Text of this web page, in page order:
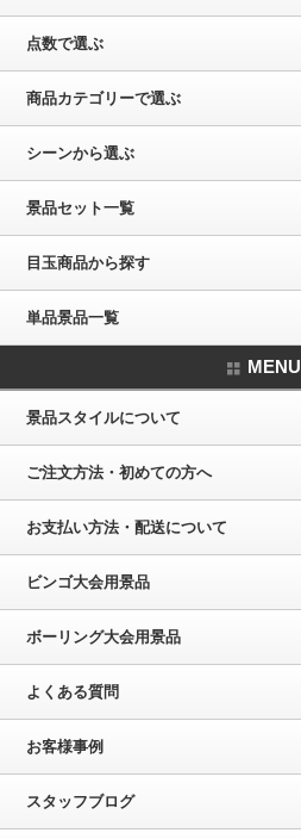
点数で選ぶ
商品カテゴリーで選ぶ
シーンから選ぶ
景品セット一覧
目玉商品から探す
単品景品一覧
MENU
景品スタイルについて
ご注文方法・初めての方へ
お支払い方法・配送について
ビンゴ大会用景品
ボーリング大会用景品
よくある質問
お客様事例
スタッフブログ